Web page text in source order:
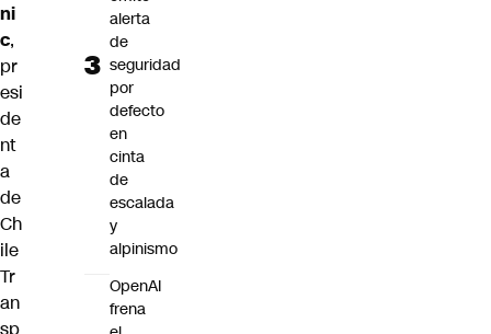
ni
c,
pr
esi
de
nt
a
de
Ch
ile
Tr
an
alerta
de
seguridad
por
defecto
en
cinta
de
escalada
y
alpinismo
OpenAI
frena